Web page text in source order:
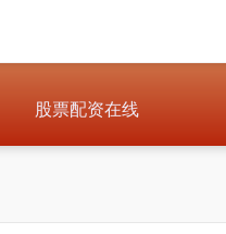
股票配资在线